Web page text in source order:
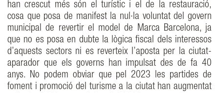
han crescut més són el turístic i el de la restauració,
cosa que posa de manifest la nul·la voluntat del govern
municipal de revertir el model de Marca Barcelona, ja
que no es posa en dubte la lògica fiscal dels interessos
d’aquests sectors ni es reverteix l’aposta per la ciutat-
aparador que els governs han impulsat des de fa 40
anys. No podem obviar que pel 2023 les partides de
foment i promoció del turisme a la ciutat han augmentat